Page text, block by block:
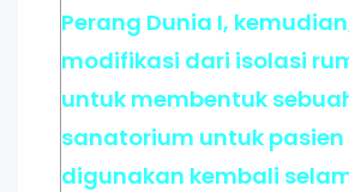
Perang Dunia I,
modifikasi dari isolasi
untuk membentuk
sanatorium untuk pasien
digunakan kembali